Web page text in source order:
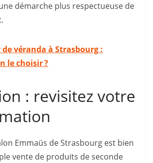
démarche plus respectueuse de
de véranda à Strasbourg :
le choisir ?
: revisitez votre
Emmaüs de Strasbourg est bien
vente de produits de seconde